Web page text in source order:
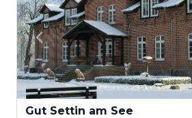
Gut Settin am See